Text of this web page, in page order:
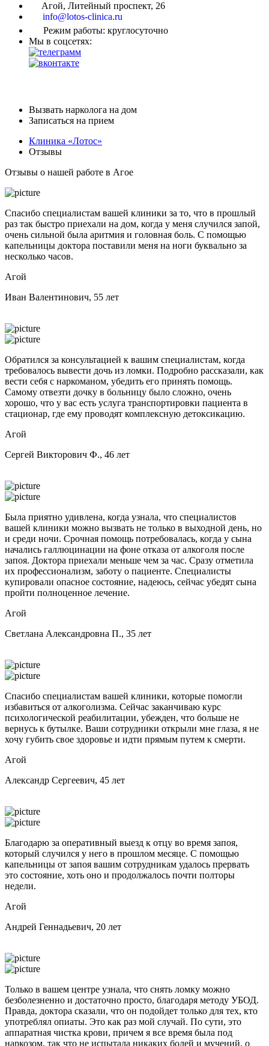
Агой, Литейный проспект, 26
info@lotos-clinica.ru
Режим работы: круглосуточно
Мы в соцсетях:
Вызвать нарколога на дом
Записаться на прием
Клиника «Лотос»
Отзывы
Отзывы о нашей работе в Агое
Спасибо специалистам вашей клиники за то, что в прошлый
раз так быстро приехали на дом, когда у меня случился запой,
очень сильной была аритмия и головная боль. С помощью
капельницы доктора поставили меня на ноги буквально за
несколько часов.
Агой
Иван Валентинович, 55 лет
Обратился за консультацией к вашим специалистам, когда
требовалось вывести дочь из ломки. Подробно рассказали, как
вести себя с наркоманом, убедить его принять помощь.
Самому отвезти дочку в больницу было сложно, очень
хорошо, что у вас есть услуга транспортировки пациента в
стационар, где ему проводят комплексную детоксикацию.
Агой
Сергей Викторович Ф., 46 лет
Была приятно удивлена, когда узнала, что специалистов
вашей клиники можно вызвать не только в выходной день, но
и среди ночи. Срочная помощь потребовалась, когда у сына
начались галлюцинации на фоне отказа от алкоголя после
запоя. Доктора приехали меньше чем за час. Сразу отметила
их профессионализм, заботу о пациенте. Специалисты
купировали опасное состояние, надеюсь, сейчас убедят сына
пройти полноценное лечение.
Агой
Светлана Александровна П., 35 лет
Спасибо специалистам вашей клиники, которые помогли
избавиться от алкоголизма. Сейчас заканчиваю курс
психологической реабилитации, убежден, что больше не
вернусь к бутылке. Ваши сотрудники открыли мне глаза, я не
хочу губить свое здоровье и идти прямым путем к смерти.
Агой
Александр Сергеевич, 45 лет
Благодарю за оперативный выезд к отцу во время запоя,
который случился у него в прошлом месяце. С помощью
капельницы от запоя вашим сотрудникам удалось прервать
это состояние, хоть оно и продолжалось почти полторы
недели.
Агой
Андрей Геннадьевич, 20 лет
Только в вашем центре узнала, что снять ломку можно
безболезненно и достаточно просто, благодаря методу УБОД.
Правда, доктора сказали, что он подойдет только для тех, кто
употреблял опиаты. Это как раз мой случай. По сути, это
аппаратная чистка крови, причем я все время была под
наркозом, так что не испытала никаких болей и мучений, о